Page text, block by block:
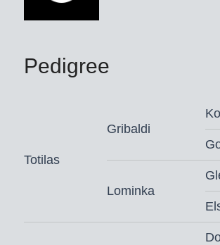
Zijn carrière begon hij als
dressuurpaardenkampioen,
WK-jonge dressuurpaarden
Zonder twijfel: Total Hope heeft
talent voor de hoogste graad
verzameling van zijn ouders,
wereldpaarden Totilas en
OLD, geërfd – en geeft dit door
zonen springt onze
Pedigree
Totilas
Gribaldi
Lominka